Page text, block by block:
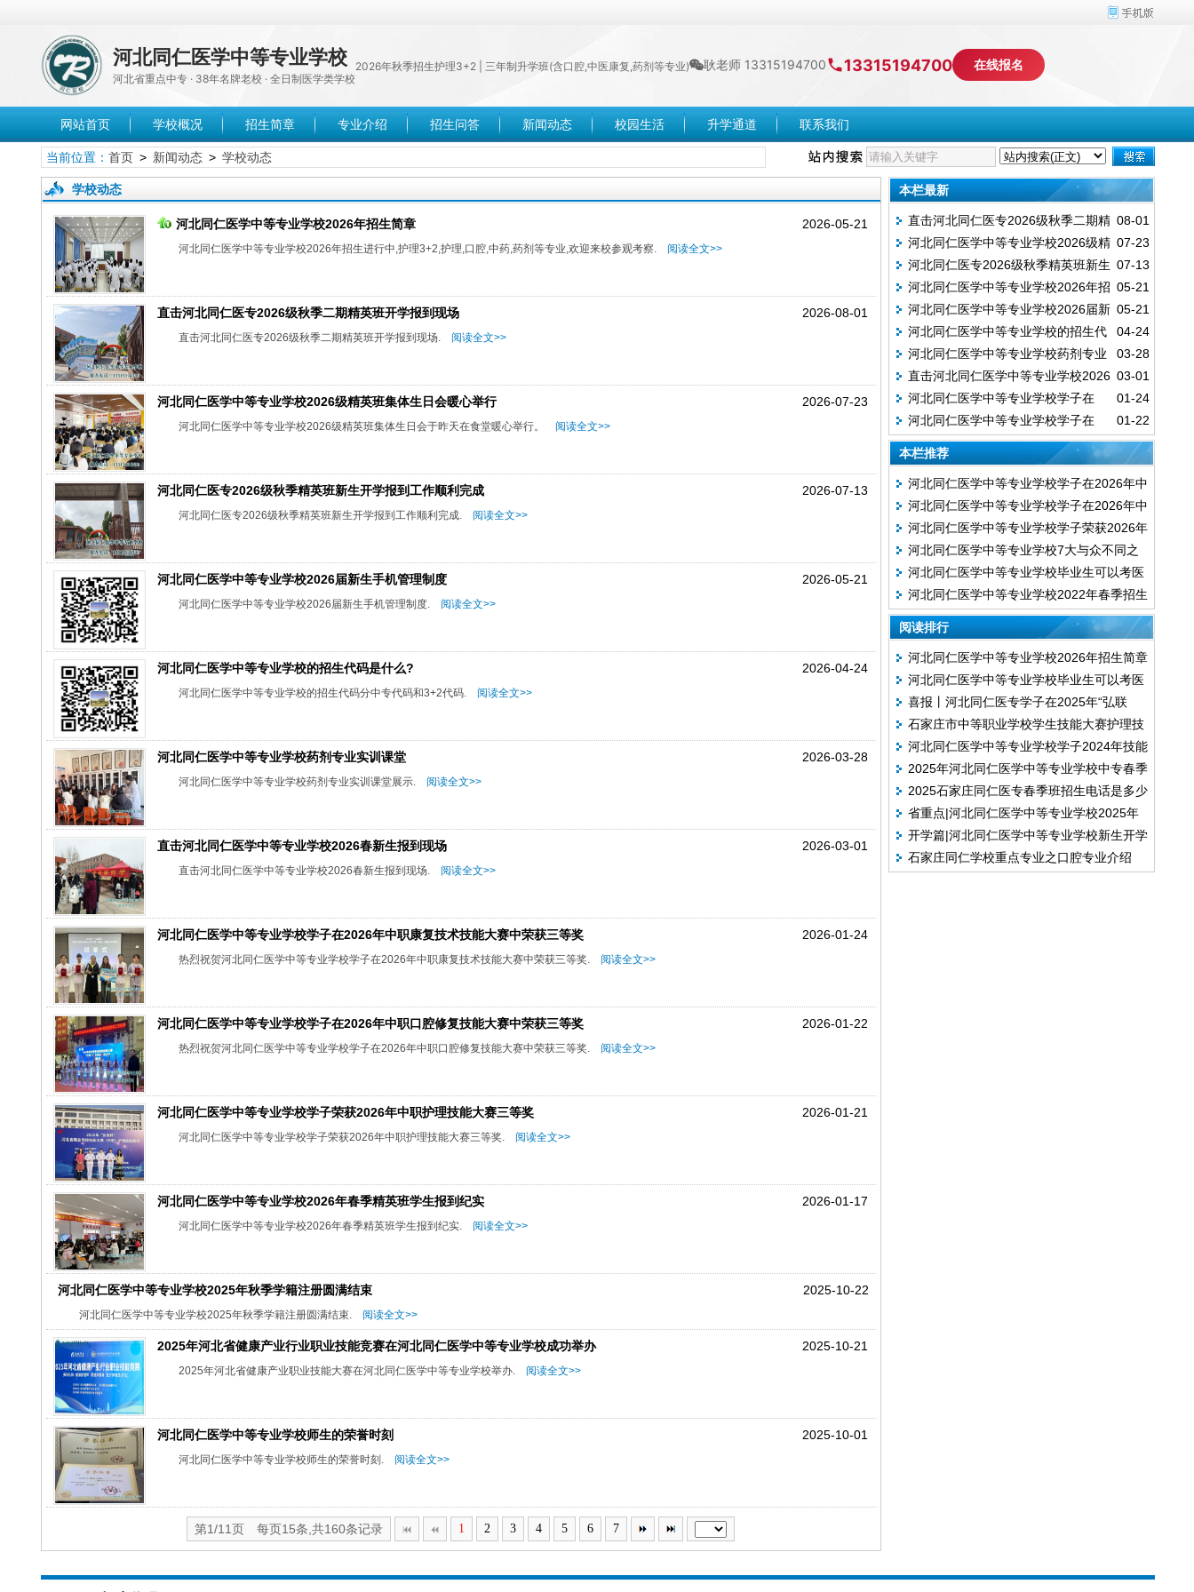
河北同仁医学中等专业学校
河北省重点中专 · 38年名牌老校 · 全日制医学类学校
2026年秋季招生护理3+2 | 三年制升学班(含口腔,中医康复,药剂等专业) 耿老师 13315194700 13315194700 在线报名
网站首页 学校概况 招生简章 专业介绍 招生问答 新闻动态 校园生活 升学通道 联系我们
当前位置： 首页> 新闻动态> 学校动态
学校动态
2026-05-21
河北同仁医学中等专业学校2026年招生简章
河北同仁医学中等专业学校2026年招生进行中,护理3+2,护理,口腔,中药,药剂等专业,欢迎来校参观考察. 阅读全文>>
2026-08-01
直击河北同仁医专2026级秋季二期精英班开学报到现场
直击河北同仁医专2026级秋季二期精英班开学报到现场. 阅读全文>>
2026-07-23
河北同仁医学中等专业学校2026级精英班集体生日会暖心举行
河北同仁医学中等专业学校2026级精英班集体生日会于昨天在食堂暖心举行。 阅读全文>>
2026-07-13
河北同仁医专2026级秋季精英班新生开学报到工作顺利完成
河北同仁医专2026级秋季精英班新生开学报到工作顺利完成. 阅读全文>>
2026-05-21
河北同仁医学中等专业学校2026届新生手机管理制度
河北同仁医学中等专业学校2026届新生手机管理制度. 阅读全文>>
2026-04-24
河北同仁医学中等专业学校的招生代码是什么?
河北同仁医学中等专业学校的招生代码分中专代码和3+2代码. 阅读全文>>
2026-03-28
河北同仁医学中等专业学校药剂专业实训课堂
河北同仁医学中等专业学校药剂专业实训课堂展示. 阅读全文>>
2026-03-01
直击河北同仁医学中等专业学校2026春新生报到现场
直击河北同仁医学中等专业学校2026春新生报到现场. 阅读全文>>
2026-01-24
河北同仁医学中等专业学校学子在2026年中职康复技术技能大赛中荣获三等奖
热烈祝贺河北同仁医学中等专业学校学子在2026年中职康复技术技能大赛中荣获三等奖. 阅读全文>>
2026-01-22
河北同仁医学中等专业学校学子在2026年中职口腔修复技能大赛中荣获三等奖
热烈祝贺河北同仁医学中等专业学校学子在2026年中职口腔修复技能大赛中荣获三等奖. 阅读全文>>
2026-01-21
河北同仁医学中等专业学校学子荣获2026年中职护理技能大赛三等奖
河北同仁医学中等专业学校学子荣获2026年中职护理技能大赛三等奖. 阅读全文>>
2026-01-17
河北同仁医学中等专业学校2026年春季精英班学生报到纪实
河北同仁医学中等专业学校2026年春季精英班学生报到纪实. 阅读全文>>
2025-10-22
河北同仁医学中等专业学校2025年秋季学籍注册圆满结束
河北同仁医学中等专业学校2025年秋季学籍注册圆满结束. 阅读全文>>
2025-10-21
2025年河北省健康产业行业职业技能竞赛在河北同仁医学中等专业学校成功举办
2025年河北省健康产业职业技能大赛在河北同仁医学中等专业学校举办. 阅读全文>>
2025-10-01
河北同仁医学中等专业学校师生的荣誉时刻
河北同仁医学中等专业学校师生的荣誉时刻. 阅读全文>>
第1/11页 每页15条,共160条记录 1 2 3 4 5 6 7
本栏最新
08-01
直击河北同仁医专2026级秋季二期精
英班开学报到现场
07-23
河北同仁医学中等专业学校2026级精
英班集体生日会暖心举行
07-13
河北同仁医专2026级秋季精英班新生
开学报到工作顺利完成
05-21
河北同仁医学中等专业学校2026年招
生简章
05-21
河北同仁医学中等专业学校2026届新
生手机管理制度
04-24
河北同仁医学中等专业学校的招生代
码是什么?
03-28
河北同仁医学中等专业学校药剂专业
实训课堂
03-01
直击河北同仁医学中等专业学校2026
春新生报到现场
01-24
河北同仁医学中等专业学校学子在
2026年中职康复技术技能大赛中荣获三等奖
01-22
河北同仁医学中等专业学校学子在
2026年中职口腔修复技能大赛中荣获三等奖
本栏推荐
河北同仁医学中等专业学校学子在2026年中
职康复技术技能大赛中荣获三等奖
河北同仁医学中等专业学校学子在2026年中
职口腔修复技能大赛中荣获三等奖
河北同仁医学中等专业学校学子荣获2026年
中职护理技能大赛三等奖
河北同仁医学中等专业学校7大与众不同之
处
河北同仁医学中等专业学校毕业生可以考医
师资格证吗？
河北同仁医学中等专业学校2022年春季招生
火热进行中...
阅读排行
河北同仁医学中等专业学校2026年招生简章
河北同仁医学中等专业学校毕业生可以考医
师资格证吗？
喜报丨河北同仁医专学子在2025年“弘联
杯”河北省职业院校技能大赛(中职)护理技能
赛项荣获省级三等奖
石家庄市中等职业学校学生技能大赛护理技
能比赛 在河北同仁医学中等专业学校隆重开
幕
河北同仁医学中等专业学校学子2024年技能
大赛（中职组）康复技术大赛荣获全市三等
奖
2025年河北同仁医学中等专业学校中专春季
班报名渠道已开启！
2025石家庄同仁医专春季班招生电话是多少
呢
省重点|河北同仁医学中等专业学校2025年
3+3介绍
开学篇|河北同仁医学中等专业学校新生开学
报道须知
石家庄同仁学校重点专业之口腔专业介绍